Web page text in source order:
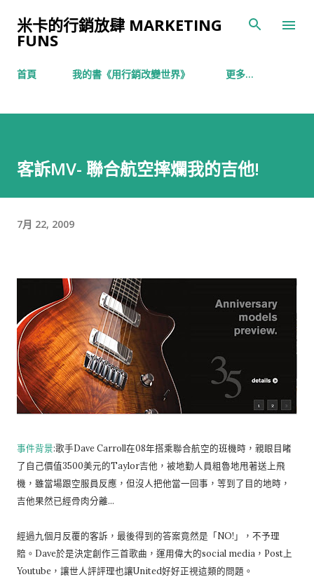
米卡的行銷放肆 MARKETING
FUNS
首頁 我的書《用行銷改變世界》 更多…
客訴MV- 聯合航空摔爛我的吉他!
7月 22, 2009
事件背景:歌手Dave Carroll在08年搭乘聯合航空的班機時，親眼目睹
了自己價值3500美元的Taylor吉他，被地勤人員粗魯地甩著送上飛
機，雖當場跟空服員反應，但沒人把他當一回事，等到了目的地時，
吉他果然已經骨肉分離...
經過九個月反覆的客訴，最後得到的答案竟然是「NO!」，不予理
賠。Dave於是決定創作三首歌曲，運用偉大的social media，Post上
Youtube，讓世人評評理也讓United好好正視這類的問題。